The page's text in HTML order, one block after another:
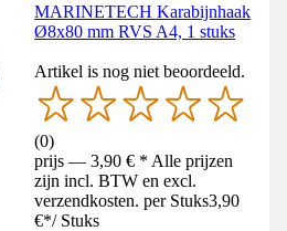
MARINETECH Karabijnhaak
Ø8x80 mm RVS A4, 1 stuks
Artikel is nog niet beoordeeld.
(0)
prijs — 3,90 € * Alle prijzen
zijn incl. BTW en excl.
verzendkosten. per Stuks3,90
€*/ Stuks